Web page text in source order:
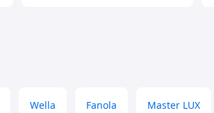
Wella Fanola Master LUX